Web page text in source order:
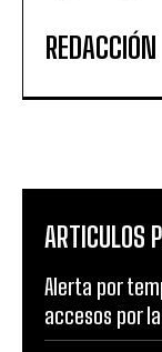
REDACCIÓN
ARTICULOS
Alerta por
accesos por